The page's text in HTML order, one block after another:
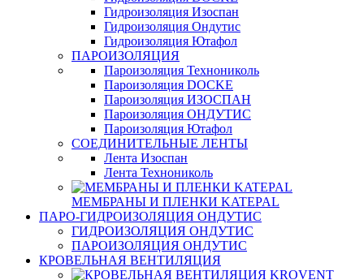
Гидроизоляция Изоспан
Гидроизоляция Ондутис
Гидроизоляция Ютафол
ПАРОИЗОЛЯЦИЯ
Пароизоляция Технониколь
Пароизоляция DOCKE
Пароизоляция ИЗОСПАН
Пароизоляция ОНДУТИС
Пароизоляция Ютафол
СОЕДИНИТЕЛЬНЫЕ ЛЕНТЫ
Лента Изоспан
Лента Технониколь
МЕМБРАНЫ И ПЛЕНКИ KATEPAL
ПАРО-ГИДРОИЗОЛЯЦИЯ ОНДУТИС
ГИДРОИЗОЛЯЦИЯ ОНДУТИС
ПАРОИЗОЛЯЦИЯ ОНДУТИС
КРОВЕЛЬНАЯ ВЕНТИЛЯЦИЯ